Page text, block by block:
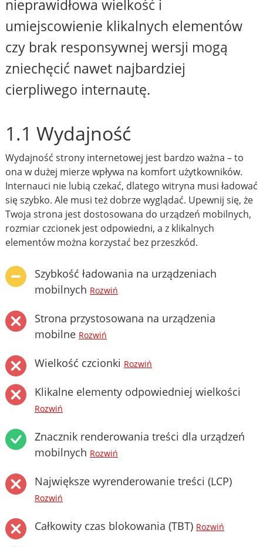
nieprawidłowa wielkość i
umiejscowienie klikalnych elementów
czy brak responsywnej wersji mogą
zniechęcić nawet najbardziej
cierpliwego internautę.
1.1 Wydajność
Wydajność strony internetowej jest bardzo ważna – to
ona w dużej mierze wpływa na komfort użytkowników.
Internauci nie lubią czekać, dlatego witryna musi ładować
się szybko. Ale musi też dobrze wyglądać. Upewnij się, że
Twoja strona jest dostosowana do urządzeń mobilnych,
rozmiar czcionek jest odpowiedni, a z klikalnych
elementów można korzystać bez przeszkód.
Szybkość ładowania na urządzeniach
mobilnych Rozwiń
Strona przystosowana na urządzenia
mobilne Rozwiń
Wielkość czcionki Rozwiń
Klikalne elementy odpowiedniej wielkości
Rozwiń
Znacznik renderowania treści dla urządzeń
mobilnych Rozwiń
Największe wyrenderowanie treści (LCP)
Rozwiń
Całkowity czas blokowania (TBT) Rozwiń